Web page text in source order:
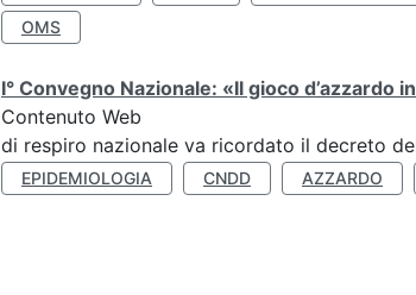
OMS
I° Convegno Nazionale: «Il gioco d’azzardo
Contenuto Web
di respiro nazionale va ricordato il decreto
EPIDEMIOLOGIA CNDD AZZARDO